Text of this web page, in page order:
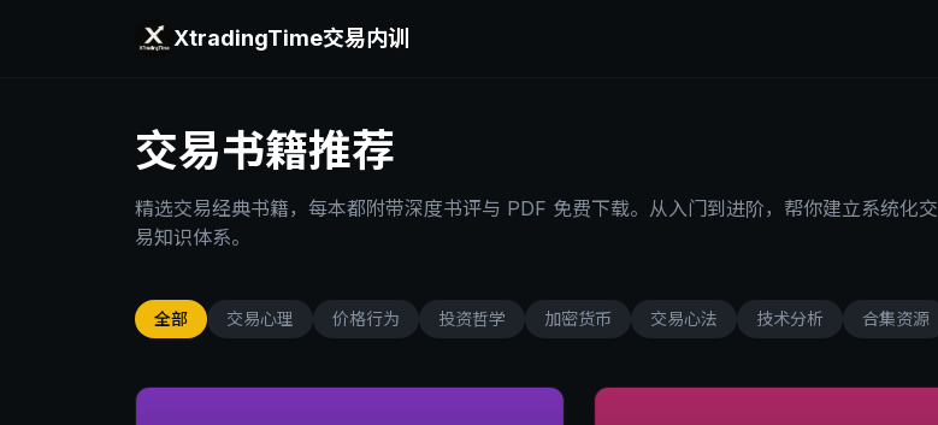
XtradingTime交易内训
交易书籍推荐
精选交易经典书籍，每本都附带深度书评与 PDF 免费下载。从入门到进阶，帮你建立系统化交
易知识体系。
全部 交易心理 价格行为 投资哲学 加密货币 交易心法 技术分析 合集资源